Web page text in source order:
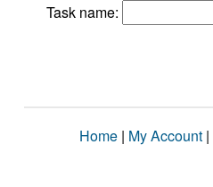
Task name:
Home | My Account |